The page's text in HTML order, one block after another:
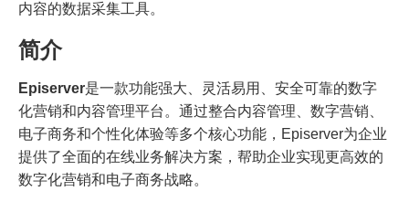
内容的数据采集工具。
简介
Episerver是一款功能强大、灵活易用、安全可靠的数字
化营销和内容管理平台。通过整合内容管理、数字营销、
电子商务和个性化体验等多个核心功能，Episerver为企业
提供了全面的在线业务解决方案，帮助企业实现更高效的
数字化营销和电子商务战略。